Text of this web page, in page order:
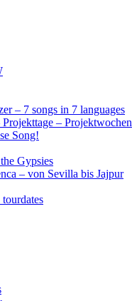
– 7 songs in 7 languages
– Projektwochen
Song!
Gypsies
– von Sevilla bis Jajpur